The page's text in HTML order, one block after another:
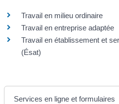
Travail en milieu ordinaire
Travail en entreprise adaptée
Travail en établissement et
(Ésat)
Services en ligne et formulaires